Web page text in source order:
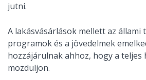
jutni.
A lakásvásárlások mellett az állami
programok és a jövedelmek
hozzájárulnak ahhoz, hogy a
mozduljon.